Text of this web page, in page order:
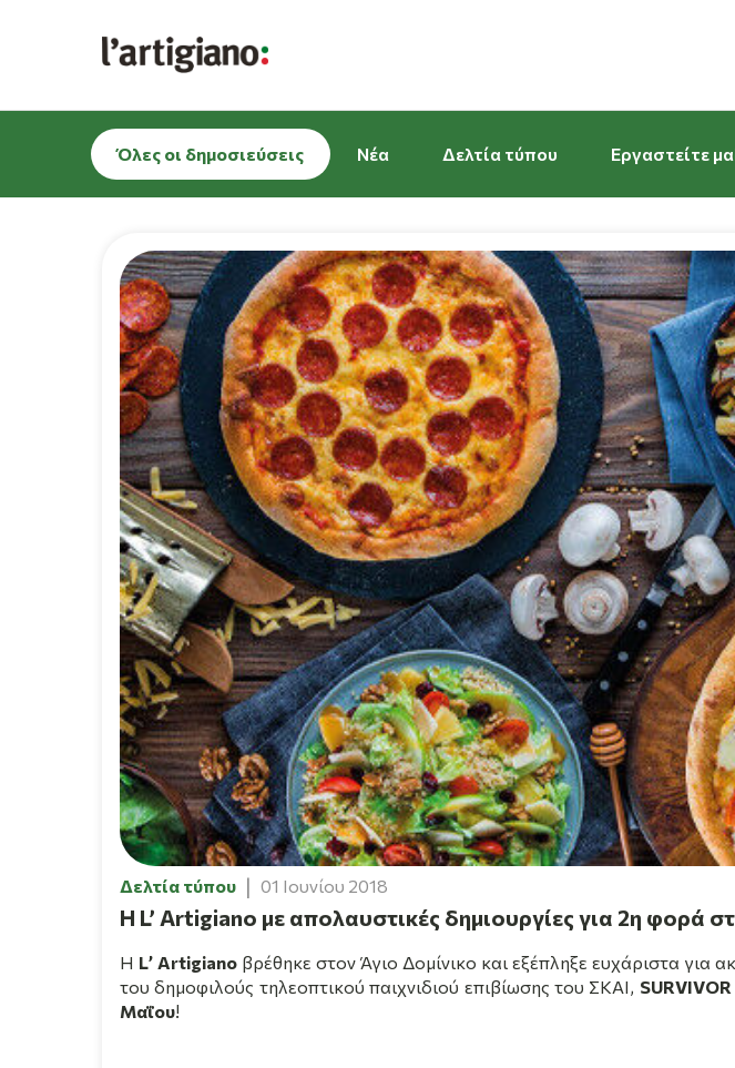
Όλες οι δημοσιεύσεις Νέα Δελτία τύπου Εργαστείτε
Δελτία τύπου 01 Ιουνίου 2018
Η L’ Artigiano με απολαυστικές δημιουργίες για 2η φορά
Η L’ Artigiano βρέθηκε στον Άγιο Δομίνικο και εξέπληξε ευχάριστα για
του δημοφιλούς τηλεοπτικού παιχνιδιού επιβίωσης του ΣΚΑΙ, SURVIVOR
Μαΐου!